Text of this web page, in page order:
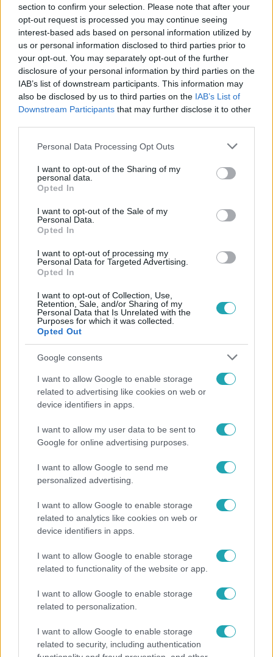
section to confirm your selection. Please note that after your
opt-out request is processed you may continue seeing
interest-based ads based on personal information utilized by
us or personal information disclosed to third parties prior to
your opt-out. You may separately opt-out of the further
disclosure of your personal information by third parties on the
IAB’s list of downstream participants. This information may
also be disclosed by us to third parties on the IAB’s List of
Downstream Participants that may further disclose it to other
Please note that this website/app uses one or more Google
not limited to your visit or usage behaviour. You may click to
grant or deny consent to Google and its third-party tags to
use your data for below specified purposes in below Google
consent section.
Personal Data Processing Opt Outs
I want to opt-out of the Sharing of my
personal data.
Opted In
I want to opt-out of the Sale of my
Personal Data.
Opted In
I want to opt-out of processing my
Personal Data for Targeted Advertising.
Opted In
I want to opt-out of Collection, Use,
Retention, Sale, and/or Sharing of my
Personal Data that Is Unrelated with the
Purposes for which it was collected.
Opted Out
Google consents
I want to allow Google to enable storage
related to advertising like cookies on web or
device identifiers in apps.
I want to allow my user data to be sent to
Google for online advertising purposes.
I want to allow Google to send me
personalized advertising.
I want to allow Google to enable storage
related to analytics like cookies on web or
device identifiers in apps.
I want to allow Google to enable storage
related to functionality of the website or app.
I want to allow Google to enable storage
related to personalization.
I want to allow Google to enable storage
related to security, including authentication
#BELFÖLD #MAGYAR PÉTER #SAJTÓPER
#HELYREIGAZÍTÁS #PER #FELJELENTÉS # MÉDIA
TISZA PÁRT
Népszerű
Az RTL Híradó riportja után renndőrök és
állatmentők hozták ki a magára hagyott kutyát
Reggeli
Így hűtik a jegesmedvéket és a pingvineket a
Budapesti Állatkertben